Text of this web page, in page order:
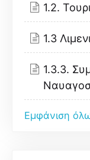
1.2.
1.3
1.3.3.
Εμφάνιση